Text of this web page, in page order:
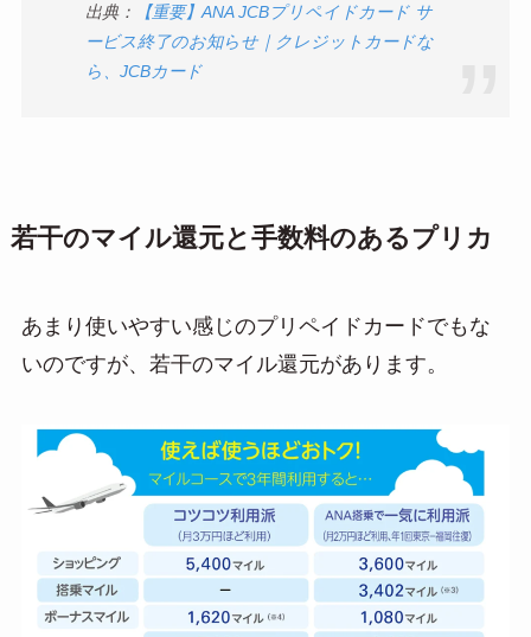
出典：
【重要】ANA JCBプリペイドカード サ
ービス終了のお知らせ｜クレジットカードな
ら、JCBカード
若干のマイル還元と手数料のあるプリカ
あまり使いやすい感じのプリペイドカードでもな
いのですが、若干のマイル還元があります。